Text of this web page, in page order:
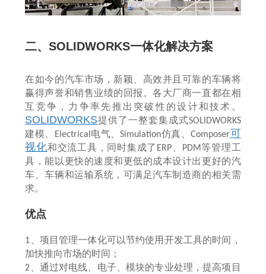
二、SOLIDWORKS一体化解决方案
在如今的汽车市场，新颖、高效并且可靠的车辆将
赢得声誉和销售业绩的回报。各大厂商一直都在相
互竞争，力争率先推出突破性的设计和技术。
SOLIDWORKS提供了一整套集成式SOLIDWORKS
建模、 Electrical 电气、Simulation仿真、Composer可
视化和交流工具，同时集成了 ERP PDM 等管理工
具，能以更快的速度和更低的成本设计出更好的汽
车、车辆和运输系统，可满足汽车制造商的相关需
求。
优点
1 、项目管理一体化可以节约使用开发工具的时间，
加快推向市场的时间；
2 、通过对电线、电子、模块的专业处理，提高项目